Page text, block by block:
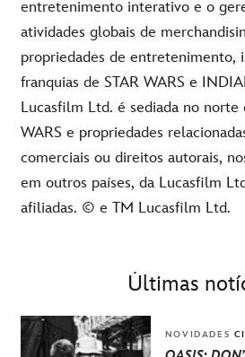
entretenimento interativo e o
atividades globais de
propriedades de entretenimento,
franquias de STAR WARS e
Lucasfilm Ltd. é sediada no norte
WARS e propriedades
comerciais ou direitos autorais,
em outros países, da Lucasfilm
afiliadas. © e TM Lucasfilm Ltd.
Últimas
NOVIDADES